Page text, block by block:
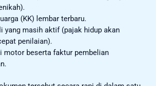
(KK) lembar terbaru.
yang masih aktif (pajak hidup akan
penilaian).
motor beserta faktur pembelian